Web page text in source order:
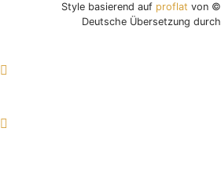
Style basierend auf proflat von ©
Deutsche Übersetzung durch